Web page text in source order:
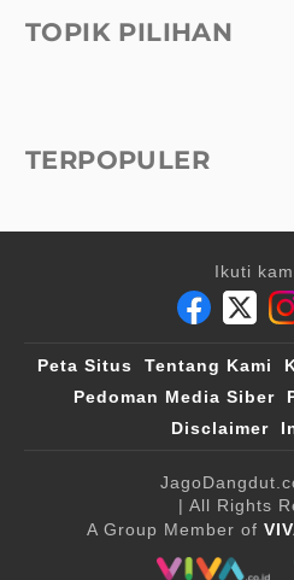
TOPIK PILIHAN
TERPOPULER
Ikuti
Peta Situs Tentang Kami
Pedoman Media Siber
Disclaimer
| All Rights
A Group Member of